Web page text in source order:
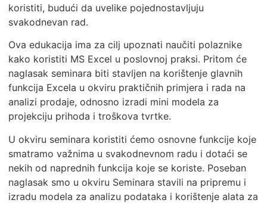
koristiti, budući da uvelike pojednostavljuju
svakodnevan rad.
Ova edukacija ima za cilj upoznati naučiti polaznike
kako koristiti MS Excel u poslovnoj praksi. Pritom će
naglasak seminara biti stavljen na korištenje glavnih
funkcija Excela u okviru praktičnih primjera i rada na
analizi prodaje, odnosno izradi mini modela za
projekciju prihoda i troškova tvrtke.
U okviru seminara koristiti ćemo osnovne funkcije koje
smatramo važnima u svakodnevnom radu i dotaći se
nekih od naprednih funkcija koje se koriste. Poseban
naglasak smo u okviru Seminara stavili na pripremu i
izradu modela za analizu podataka i korištenje alata za